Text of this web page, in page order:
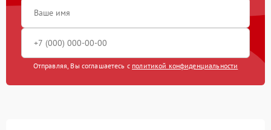
Отправляя, Вы соглашаетесь с политикой конфиденциальности